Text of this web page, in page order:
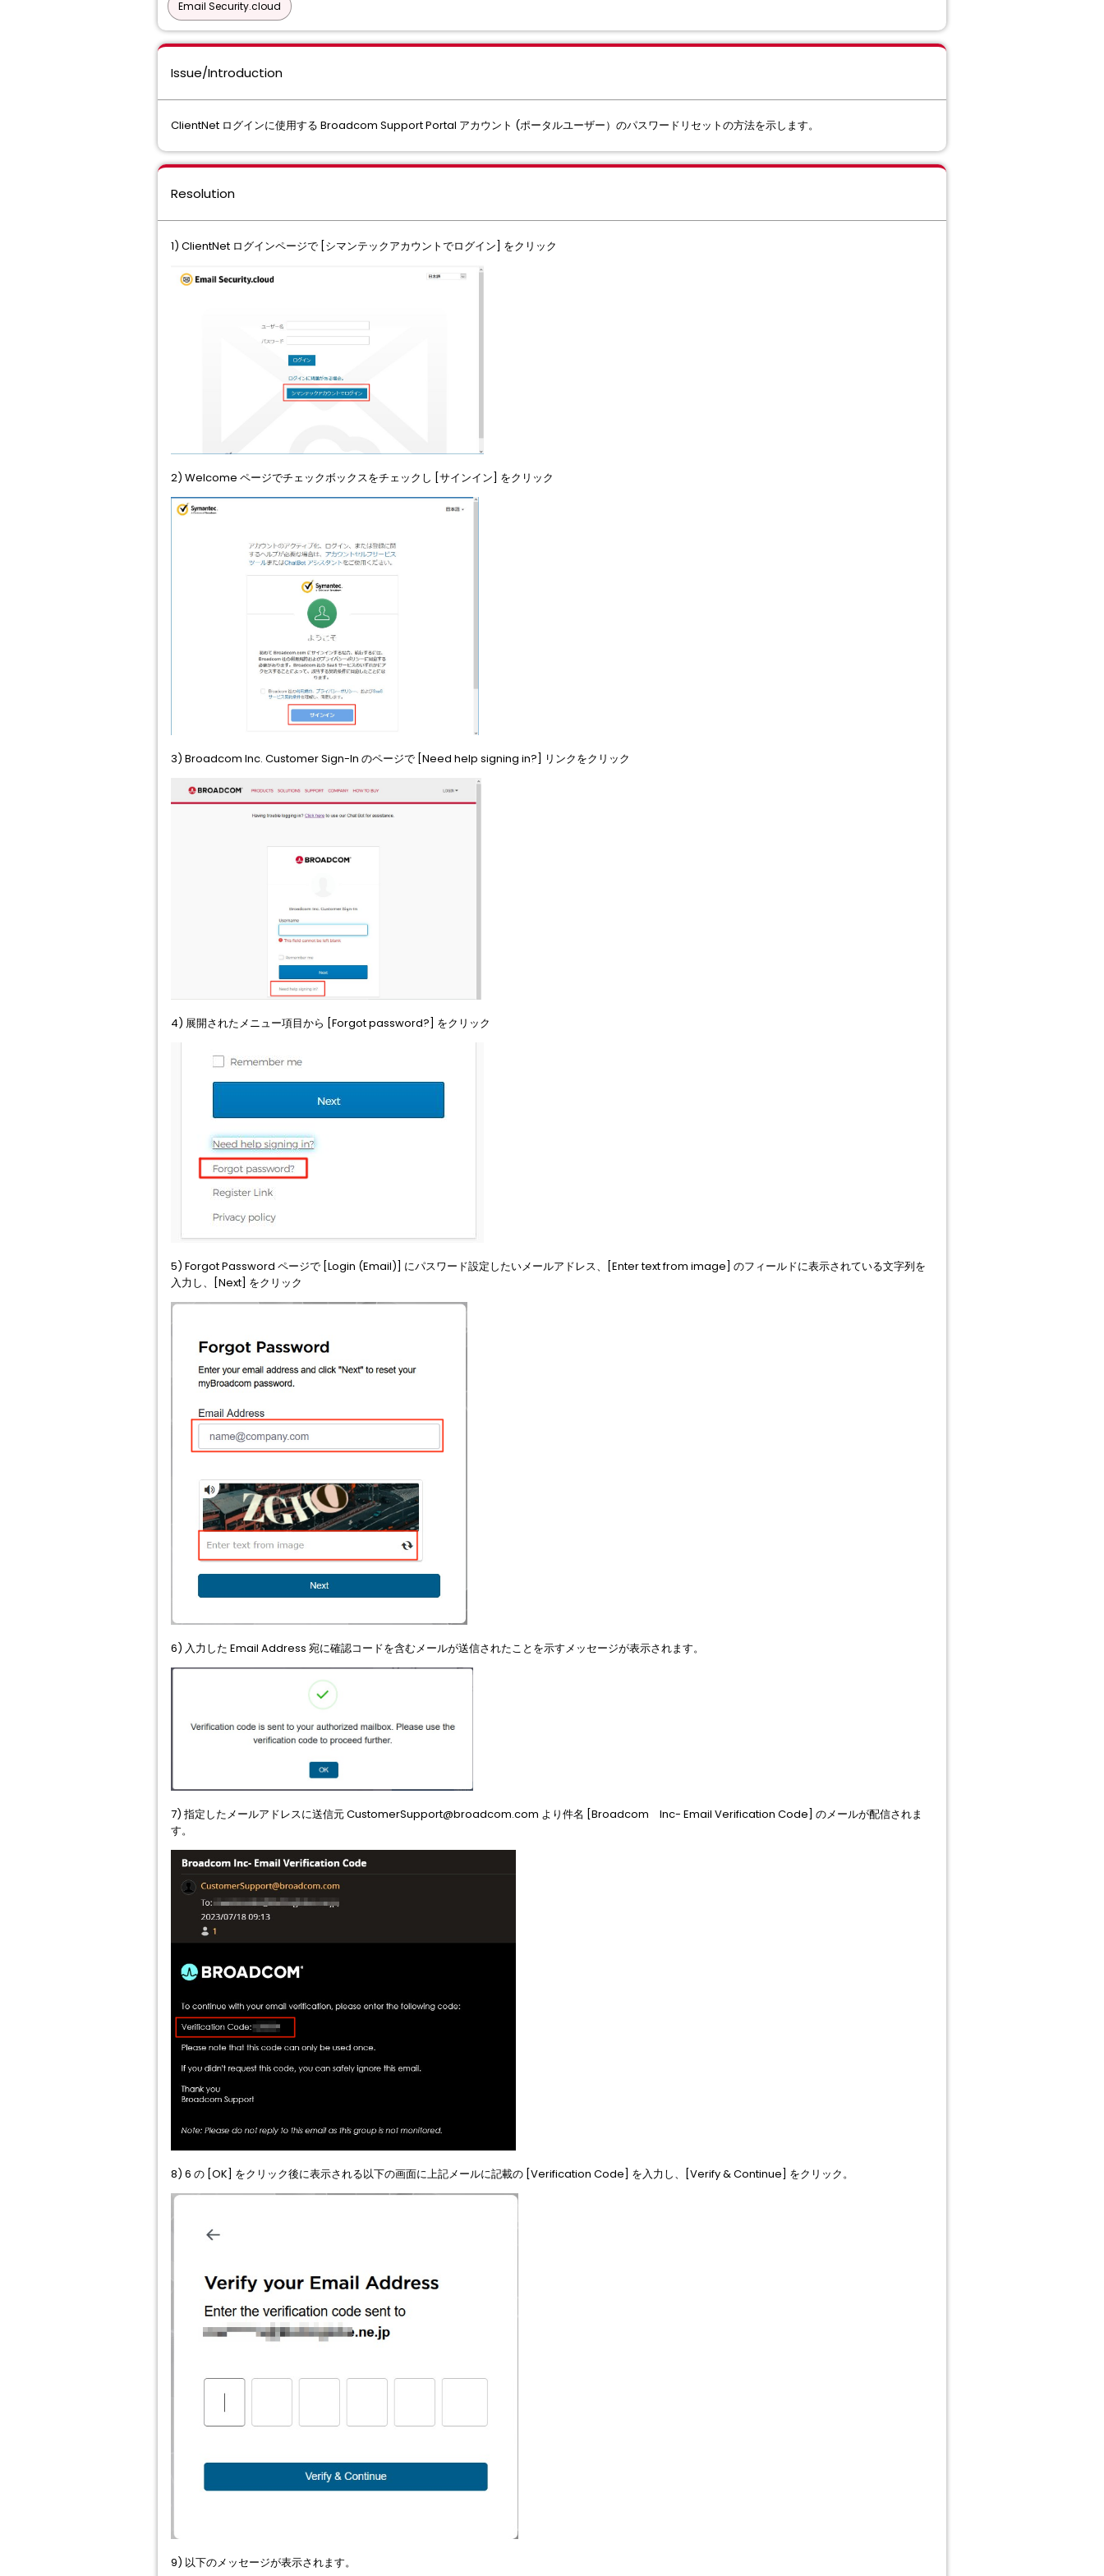
Email Security.cloud
Issue/Introduction
ClientNet ログインに使用する Broadcom Support Portal アカウント (ポータルユーザー）のパスワードリセットの方法を示します。
Resolution
1) ClientNet ログインページで [シマンテックアカウントでログイン] をクリック
2) Welcome ページでチェックボックスをチェックし [サインイン] をクリック
3) Broadcom Inc. Customer Sign-In のページで [Need help signing in?] リンクをクリック
4) 展開されたメニュー項目から [Forgot password?] をクリック
5) Forgot Password ページで [Login (Email)] にパスワード設定したいメールアドレス、[Enter text from image] のフィールドに表示されている文字列を
入力し、[Next] をクリック
6) 入力した Email Address 宛に確認コードを含むメールが送信されたことを示すメッセージが表示されます。
7) 指定したメールアドレスに送信元 CustomerSupport@broadcom.com より件名 [Broadcom Inc- Email Verification Code] のメールが配信されま
す。
8) 6 の [OK] をクリック後に表示される以下の画面に上記メールに記載の [Verification Code] を入力し、[Verify & Continue] をクリック。
9) 以下のメッセージが表示されます。